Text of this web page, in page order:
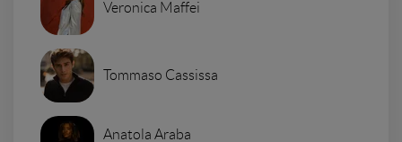
Veronica Maffei
Tommaso Cassissa
Anatola Araba